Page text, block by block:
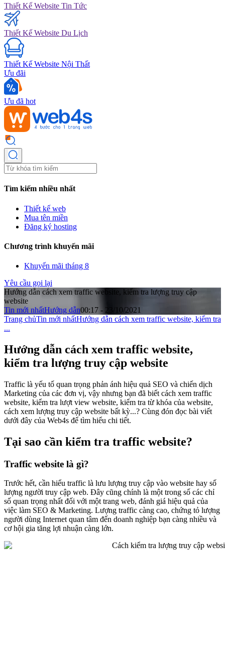
Thiết Kế Website Tin Tức
Thiết Kế Website Du Lịch
Thiết Kế Website Nội Thất
Ưu đãi
Ưu đã hot
Tìm kiếm nhiều nhất
Thiết kế web
Mua tên miền
Đăng ký hosting
Chương trình khuyến mãi
Khuyến mãi tháng 8
Yêu cầu gọi lại
Hướng dẫn cách xem traffic website, kiểm tra lượng truy cập
website
Tin mới nhấtHướng dẫn00:17 - 23/10/2021
Trang chủTin mới nhấtHướng dẫn cách xem traffic website, kiểm tra
...
Hướng dẫn cách xem traffic website,
kiểm tra lượng truy cập website
Traffic là yếu tố quan trọng phản ánh hiệu quả SEO và chiến dịch
Marketing của các đơn vị, vậy nhưng bạn đã biết cách xem traffic
website, kiểm tra lượt view website, kiểm tra từ khóa của website,
cách xem lượng truy cập website bất kỳ...? Cùng đón đọc bài viết
dưới đây của Web4s để tìm hiểu chi tiết.
Tại sao cần kiểm tra traffic website?
Traffic website là gì?
Trước hết, cần hiểu traffic là lưu lượng truy cập vào website hay số
lượng người truy cập web. Đây cũng chính là một trong số các chỉ
số quan trọng nhất đối với một trang web, đánh giá hiệu quả của
việc làm SEO & Marketing. Lượng traffic càng cao, chứng tỏ lượng
người dùng Internet quan tâm đến doanh nghiệp bạn càng nhiều và
cơ hội gia tăng lợi nhuận càng lớn.